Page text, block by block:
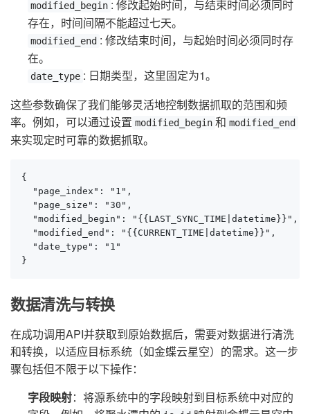
modified_begin : 修改起始时间，与结束时间必须同时
存在，时间间隔不能超过七天。
modified_end : 修改结束时间，与起始时间必须同时存
在。
date_type : 日期类型，这里固定为1。
这些参数确保了我们能够灵活地控制数据抓取的范围和频
率。例如，可以通过设置 modified_begin 和 modified_end
来实现定时可靠的数据抓取。
{
  "page_index": "1",
  "page_size": "30",
  "modified_begin": "{{LAST_SYNC_TIME|datetime}}",
  "modified_end": "{{CURRENT_TIME|datetime}}",
  "date_type": "1"
}
数据清洗与转换
在成功调用API并获取到原始数据后，需要对数据进行清洗
和转换，以适应目标系统（如金蝶云星空）的需求。这一步
骤包括但不限于以下操作：
字段映射：将源系统中的字段映射到目标系统中对应的